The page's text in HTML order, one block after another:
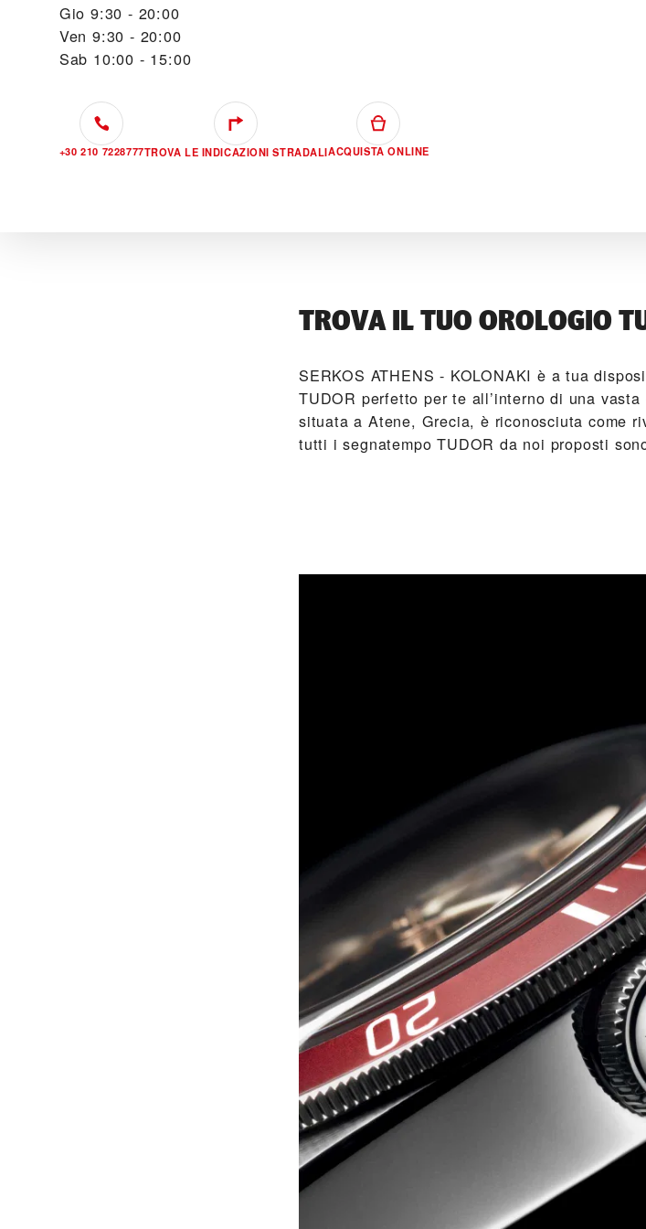
Gio 9:30 - 20:00
Ven 9:30 - 20:00
Sab 10:00 - 15:00
+30 210 7228777TROVA LE INDICAZIONI STRADALIACQUISTA ONLINE
TROVA IL TUO OROLOGIO
‭SERKOS ATHENS - KOLONAKI‬ è a tua
TUDOR perfetto per te all’interno di una
situata a Atene, Grecia, è riconosciuta come
tutti i segnatempo TUDOR da noi proposti